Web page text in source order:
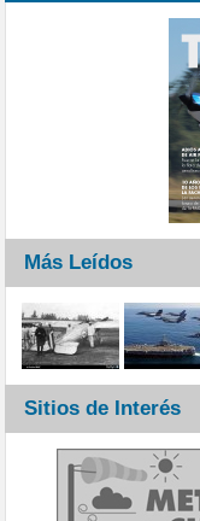
Más Leídos
Sitios de Interés